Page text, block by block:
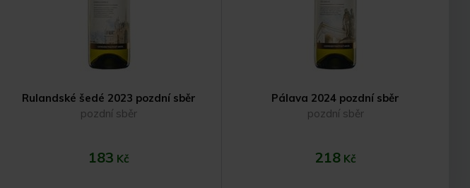
Rulandské šedé 2023 pozdní sběr
pozdní sběr
183 Kč
Pálava 2024 pozdní sběr
pozdní sběr
218 Kč